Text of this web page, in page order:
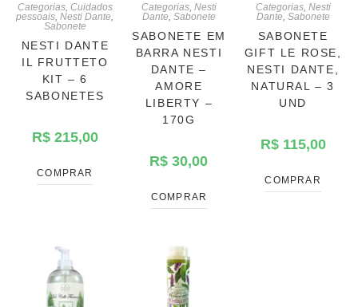
Categorias, Cuidados
pessoais,Nesti Dante,
Sabonete
NESTI DANTE
IL FRUTTETO
KIT – 6
SABONETES
R$215,00
COMPRAR
Categorias, Nesti
Dante, Sabonete
SABONETE EM
BARRA NESTI
DANTE –
AMORE
LIBERTY –
170G
R$ 30,00
COMPRAR
Categorias, Nesti
Dante, Sabonete
SABONETE
GIFT LE ROSE,
NESTI DANTE,
NATURAL – 3
UND
R$115,00
COMPRAR